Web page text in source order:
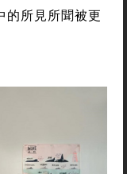
的所見所聞被更